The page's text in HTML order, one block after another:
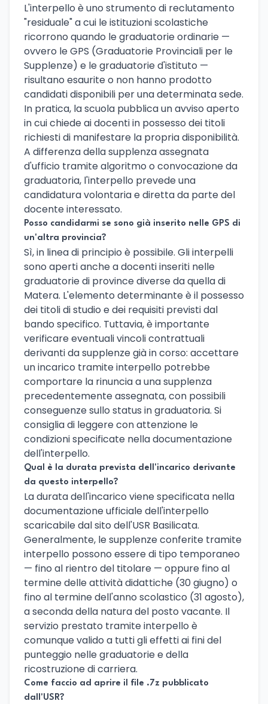
L'interpello è uno strumento di reclutamento
"residuale" a cui le istituzioni scolastiche
ricorrono quando le graduatorie ordinarie —
ovvero le GPS (Graduatorie Provinciali per le
Supplenze) e le graduatorie d'istituto —
risultano esaurite o non hanno prodotto
candidati disponibili per una determinata sede.
In pratica, la scuola pubblica un avviso aperto
in cui chiede ai docenti in possesso dei titoli
richiesti di manifestare la propria disponibilità.
A differenza della supplenza assegnata
d'ufficio tramite algoritmo o convocazione da
graduatoria, l'interpello prevede una
candidatura volontaria e diretta da parte del
docente interessato.
Posso candidarmi se sono già inserito nelle GPS di
un'altra provincia?
Sì, in linea di principio è possibile. Gli interpelli
sono aperti anche a docenti inseriti nelle
graduatorie di province diverse da quella di
Matera. L'elemento determinante è il possesso
dei titoli di studio e dei requisiti previsti dal
bando specifico. Tuttavia, è importante
verificare eventuali vincoli contrattuali
derivanti da supplenze già in corso: accettare
un incarico tramite interpello potrebbe
comportare la rinuncia a una supplenza
precedentemente assegnata, con possibili
conseguenze sullo status in graduatoria. Si
consiglia di leggere con attenzione le
condizioni specificate nella documentazione
dell'interpello.
Qual è la durata prevista dell'incarico derivante
da questo interpello?
La durata dell'incarico viene specificata nella
documentazione ufficiale dell'interpello
scaricabile dal sito dell'USR Basilicata.
Generalmente, le supplenze conferite tramite
interpello possono essere di tipo temporaneo
— fino al rientro del titolare — oppure fino al
termine delle attività didattiche (30 giugno) o
fino al termine dell'anno scolastico (31 agosto),
a seconda della natura del posto vacante. Il
servizio prestato tramite interpello è
comunque valido a tutti gli effetti ai fini del
punteggio nelle graduatorie e della
ricostruzione di carriera.
Come faccio ad aprire il file .7z pubblicato
dall'USR?